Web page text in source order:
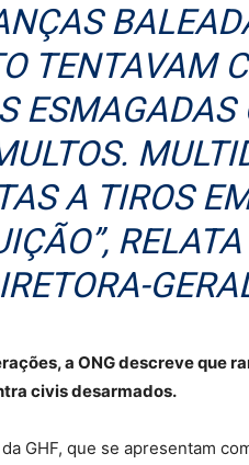
TENTAVAM
ESMAGADAS
A TIROS
a ONG descreve que
civis desarmados.
GHF, que se apresentam